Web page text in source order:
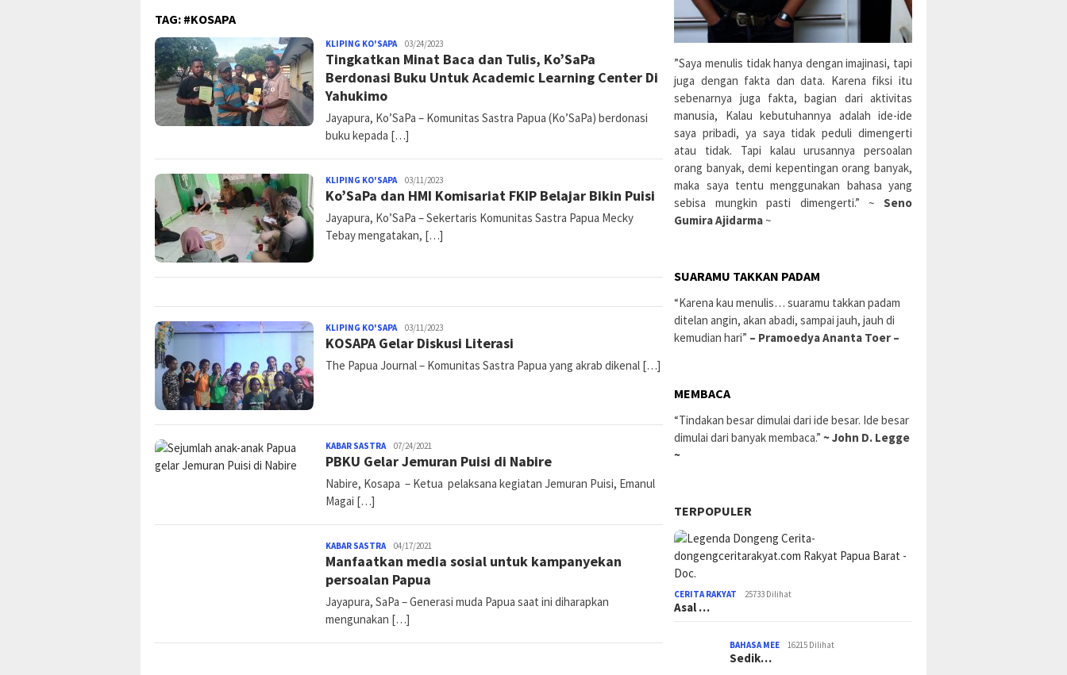
TAG: #KOSAPA
KLIPING KO'SAPA Pace
Ko'Sapa
03/24/2023
Tingkatkan Minat Baca dan Tulis, Ko’SaPa
Berdonasi Buku Untuk Academic Learning Center Di
Yahukimo
Jayapura, Ko’SaPa – Komunitas Sastra Papua (Ko’SaPa) berdonasi
buku kepada […]
KLIPING KO'SAPA Pace
Ko'Sapa
03/11/2023
Ko’SaPa dan HMI Komisariat FKIP Belajar Bikin Puisi
Jayapura, Ko’SaPa – Sekertaris Komunitas Sastra Papua Mecky
Tebay mengatakan, […]
KLIPING KO'SAPA Pace
Ko'Sapa
03/11/2023
KOSAPA Gelar Diskusi Literasi
The Papua Journal – Komunitas Sastra Papua yang akrab dikenal […]
KABAR SASTRA admin
07/24/2021
PBKU Gelar Jemuran Puisi di Nabire
Nabire, Kosapa – Ketua pelaksana kegiatan Jemuran Puisi, Emanul
Magai […]
KABAR SASTRA admin
04/17/2021
Manfaatkan media sosial untuk kampanyekan
persoalan Papua
Jayapura, SaPa – Generasi muda Papua saat ini diharapkan
mengunakan […]
”Saya menulis tidak hanya dengan imajinasi, tapi
juga dengan fakta dan data. Karena fiksi itu
sebenarnya juga fakta, bagian dari aktivitas
manusia, Kalau kebutuhannya adalah ide-ide
saya pribadi, ya saya tidak peduli dimengerti
atau tidak. Tapi kalau urusannya persoalan
orang banyak, demi kepentingan orang banyak,
maka saya tentu menggunakan bahasa yang
sebisa mungkin pasti dimengerti.” ~ Seno
Gumira Ajidarma~
SUARAMU TAKKAN PADAM
“Karena kau menulis… suaramu takkan padam
ditelan angin, akan abadi, sampai jauh, jauh di
kemudian hari” – Pramoedya Ananta Toer –
MEMBACA
“Tindakan besar dimulai dari ide besar. Ide besar
dimulai dari banyak membaca.”~ John D. Legge
~
TERPOPULER
CERITA RAKYAT 25733 Dilihat
Asal …
BAHASA MEE 16215 Dilihat
Sedik…